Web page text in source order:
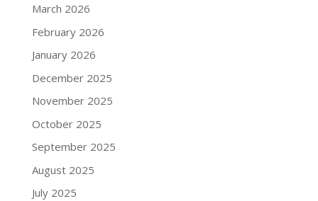
March 2026
February 2026
January 2026
December 2025
November 2025
October 2025
September 2025
August 2025
July 2025